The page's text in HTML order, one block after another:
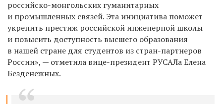
российско-монгольских гуманитарных
и промышленных связей. Эта инициатива поможет
укрепить престиж российской инженерной школы
и повысить доступность высшего образования
в нашей стране для студентов из стран-партнеров
России», — отметила вице-президент РУСАЛа Елена
Безденежных.